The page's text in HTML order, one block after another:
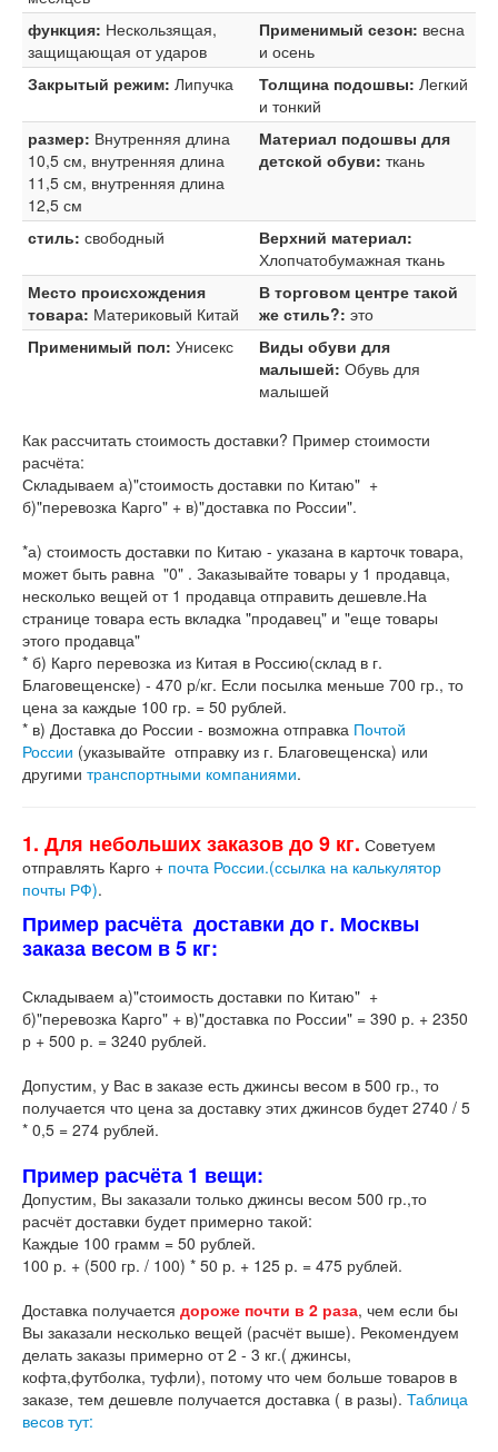
функция: Нескользящая,
защищающая от ударов
Применимый сезон: весна
и осень
Закрытый режим: Липучка Толщина подошвы: Легкий
и тонкий
размер: Внутренняя длина
10,5 см, внутренняя длина
11,5 см, внутренняя длина
12,5 см
Материал подошвы для
детской обуви: ткань
стиль: свободный
Верхний материал:
Хлопчатобумажная ткань
Место происхождения
товара: Материковый Китай
В торговом центре такой
же стиль?: это
Применимый пол: Унисекс
Виды обуви для
малышей: Обувь для
малышей
Как рассчитать стоимость доставки? Пример стоимости
расчёта:
Складываем а)"стоимость доставки по Китаю" +
б)"перевозка Карго" + в)"доставка по России".
*а) стоимость доставки по Китаю - указана в карточк товара,
может быть равна "0" . Заказывайте товары у 1 продавца,
несколько вещей от 1 продавца отправить дешевле.На
странице товара есть вкладка "продавец" и "еще товары
этого продавца"
* б) Карго перевозка из Китая в Россию(склад в г.
Благовещенске) - 470 р/кг. Если посылка меньше 700 гр., то
цена за каждые 100 гр. = 50 рублей.
* в) Доставка до России - возможна отправка Почтой
России (указывайте отправку из г. Благовещенска) или
другими транспортными компаниями.
1. Для небольших заказов до 9 кг. Советуем
отправлять Карго + почта России.(ссылка на калькулятор
почты РФ).
Пример расчёта доставки до г. Москвы
заказа весом в 5 кг:
Складываем а)"стоимость доставки по Китаю" +
б)"перевозка Карго" + в)"доставка по России" = 390 р. + 2350
р + 500 р. = 3240 рублей.
Допустим, у Вас в заказе есть джинсы весом в 500 гр., то
получается что цена за доставку этих джинсов будет 2740 / 5
* 0,5 = 274 рублей.
Пример расчёта 1 вещи:
Допустим, Вы заказали только джинсы весом 500 гр.,то
расчёт доставки будет примерно такой:
Каждые 100 грамм = 50 рублей.
100 р. + (500 гр. / 100) * 50 р. + 125 р. = 475 рублей.
Доставка получается дороже почти в 2 раза, чем если бы
Вы заказали несколько вещей (расчёт выше). Рекомендуем
делать заказы примерно от 2 - 3 кг.( джинсы,
кофта,футболка, туфли), потому что чем больше товаров в
заказе, тем дешевле получается доставка ( в разы). Таблица
весов тут: